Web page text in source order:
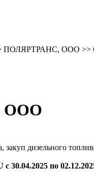
ПОЛЯРТРАНС, ООО >>
ООО
закуп дизельного
30.04.2025 по